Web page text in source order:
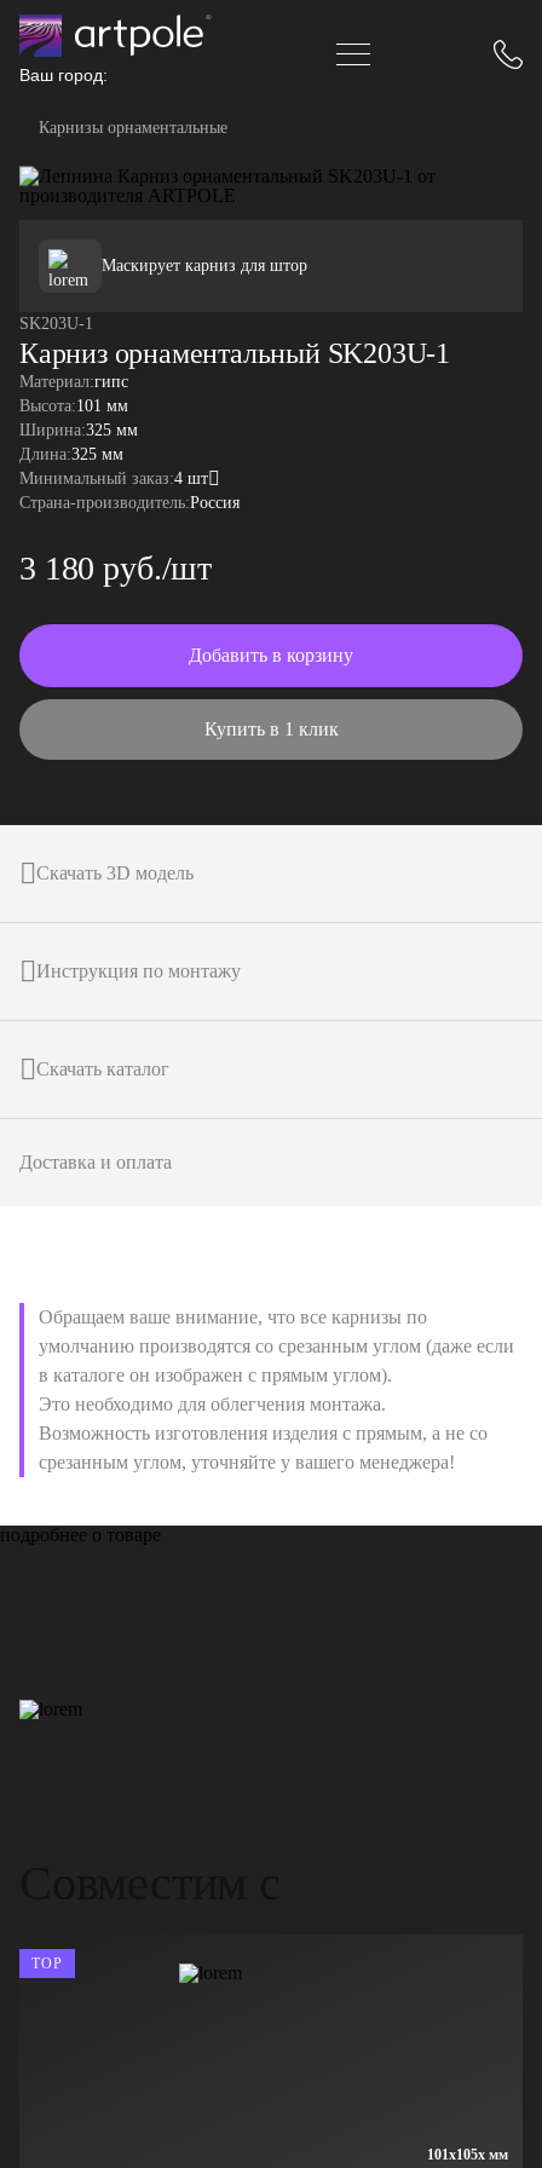
Ваш город:
Карнизы орнаментальные
Маскирует карниз для штор
SK203U-1
Карниз орнаментальный SK203U-1
Материал:гипс
Высота:101 мм
Ширина:325 мм
Длина:325 мм
Минимальный заказ:4 шт
Страна-производитель:Россия
3 180 руб./шт
Добавить в корзину
Купить в 1 клик
Скачать 3D модель
Инструкция по монтажу
Скачать каталог
Доставка и оплата
Обращаем ваше внимание, что все карнизы по
умолчанию производятся со срезанным углом (даже если
в каталоге он изображен с прямым углом).
Это необходимо для облегчения монтажа.
Возможность изготовления изделия с прямым, а не со
срезанным углом, уточняйте у вашего менеджера!
подробнее о товаре
101x105x мм
TOP